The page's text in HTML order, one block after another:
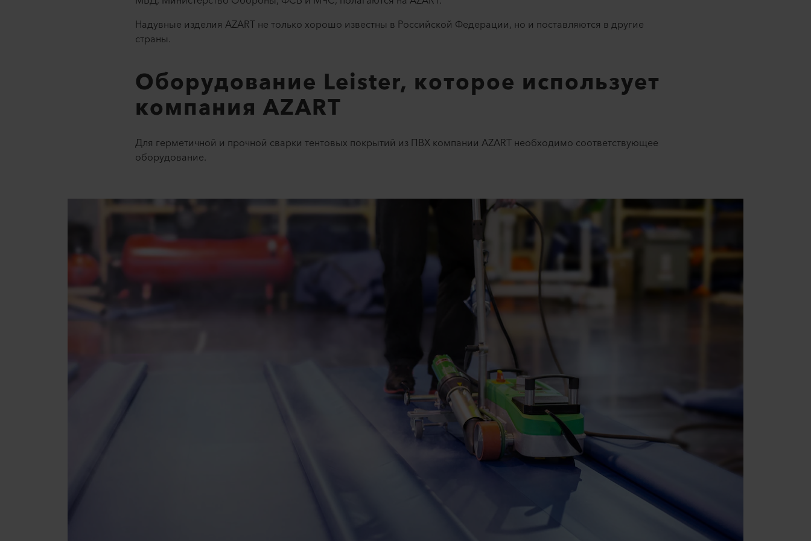
Надувные изделия AZART не только хорошо известны в Российской Федерации, но и поставляются в другие
страны.
Оборудование Leister, которое использует
компания AZART
Для герметичной и прочной сварки тентовых покрытий из ПВХ компании AZART необходимо соответствующее
оборудование.